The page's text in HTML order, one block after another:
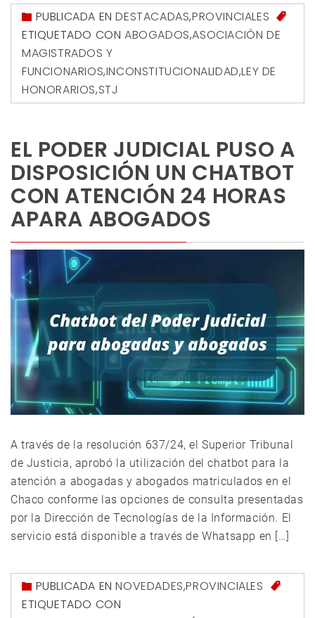
PUBLICADA ENDESTACADAS,PROVINCIALES
ETIQUETADO CON ABOGADOS,ASOCIACIÓN DE
MAGISTRADOS Y
FUNCIONARIOS,INCONSTITUCIONALIDAD,LEY DE
HONORARIOS,STJ
EL PODER JUDICIAL PUSO A
DISPOSICIÓN UN CHATBOT
CON ATENCIÓN 24 HORAS
APARA ABOGADOS
A través de la resolución 637/24, el Superior Tribunal
de Justicia, aprobó la utilización del chatbot para la
atención a abogadas y abogados matriculados en el
Chaco conforme las opciones de consulta presentadas
por la Dirección de Tecnologías de la Información. El
servicio está disponible a través de Whatsapp en […]
PUBLICADA ENNOVEDADES,PROVINCIALES
ETIQUETADO CON